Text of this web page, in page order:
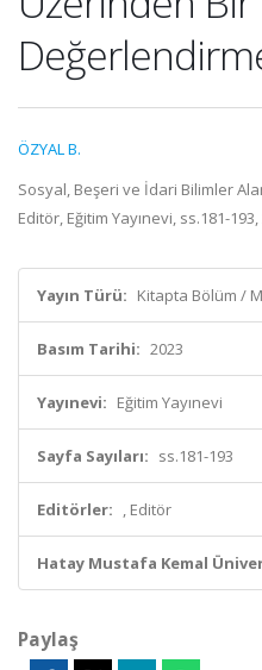
ÖZYAL B.
Sosyal, Beşeri ve İdari Bilimler
Editör, Eğitim Yayınevi, ss.181-193,
Yayın Türü: Kitapta Bölüm /
Basım Tarihi: 2023
Yayınevi: Eğitim Yayınevi
Sayfa Sayıları: ss.181-193
Editörler: , Editör
Hatay Mustafa Kemal
Paylaş